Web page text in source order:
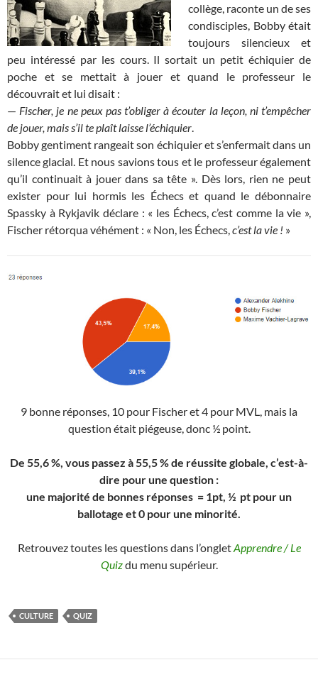
collège, raconte un de ses
condisciples, Bobby était
toujours silencieux et
peu intéressé par les cours. Il sortait un petit échiquier de
poche et se mettait à jouer et quand le professeur le
découvrait et lui disait :
— Fischer, je ne peux pas t’obliger à écouter la leçon, ni t’empêcher
de jouer, mais s’il te plaît laisse l’échiquier
Bobby gentiment rangeait son échiquier et s’enfermait dans un
silence glacial. Et nous savions tous et le professeur également
qu’il continuait à jouer dans sa tête ». Dès lors, rien ne peut
exister pour lui hormis les Échecs et quand le débonnaire
Spassky à Rykjavik déclare : « les Échecs, c’est comme la vie »,
Fischer rétorqua véhément : « Non, les Échecs, c’est la vie ! »
9 bonne réponses, 10 pour Fischer et 4 pour MVL, mais la
question était piégeuse, donc ½ point.
De 55,6 %, vous passez à 55,5 % de réussite globale, c’est-à-
dire pour une question :
une majorité de bonnes réponses = 1pt, ½ pt pour un
ballotage et 0 pour une minorité.
Retrouvez toutes les questions dans l’ongletApprendre / Le
Quizdu menu supérieur.
CULTURE QUIZ